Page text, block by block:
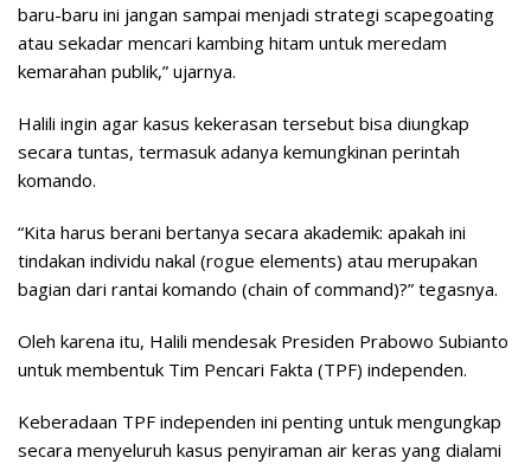
baru-baru ini jangan sampai menjadi strategi scapegoating
atau sekadar mencari kambing hitam untuk meredam
kemarahan publik,” ujarnya.
Halili ingin agar kasus kekerasan tersebut bisa diungkap
secara tuntas, termasuk adanya kemungkinan perintah
komando.
“Kita harus berani bertanya secara akademik: apakah ini
tindakan individu nakal (rogue elements) atau merupakan
bagian dari rantai komando (chain of command)?” tegasnya.
Oleh karena itu, Halili mendesak Presiden Prabowo Subianto
untuk membentuk Tim Pencari Fakta (TPF) independen.
Keberadaan TPF independen ini penting untuk mengungkap
secara menyeluruh kasus penyiraman air keras yang dialami